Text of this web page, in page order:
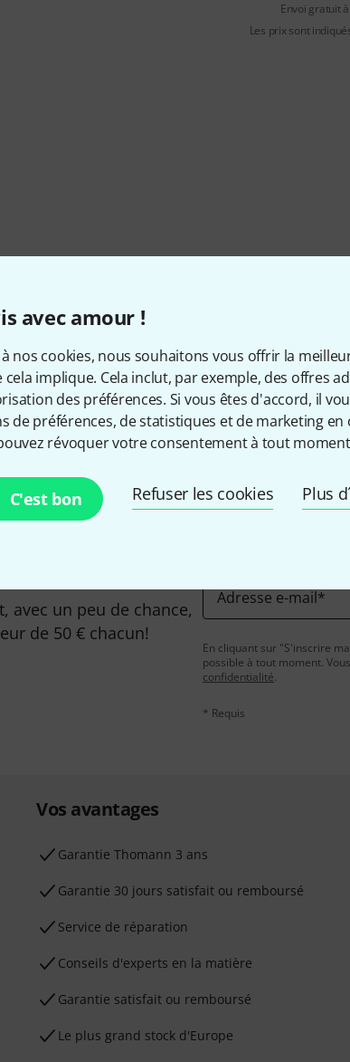
avec amour !
à nos cookies, nous souhaitons vous offrir la
cela implique. Cela inclut, par exemple, des offres
des préférences. Si vous êtes d'accord, il
de préférences, de statistiques et de marketing
révoquer votre consentement à tout
C'est bon Refuser les cookies Plus
Envoi gratuit
Les prix sont
Aimez-vous ce que vous
Partager Aide et
avec un peu de chance,
de 50 € chacun!
Adresse e-mail*
En cliquant sur "S'inscrire
possible à tout moment.
confidentialité.
* Requis
Vos avantages
Ga­ran­tie Thomann 3 ans
Garantie 30 jours satisfait ou remboursé
Service de réparation
Conseils d'experts en la matière
Garantie satisfait ou remboursé
Le plus grand stock d'Europe